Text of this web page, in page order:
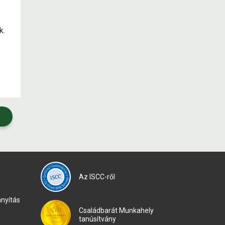
Az ISCC-ről
Családbarát Munkahely
tanúsítvány